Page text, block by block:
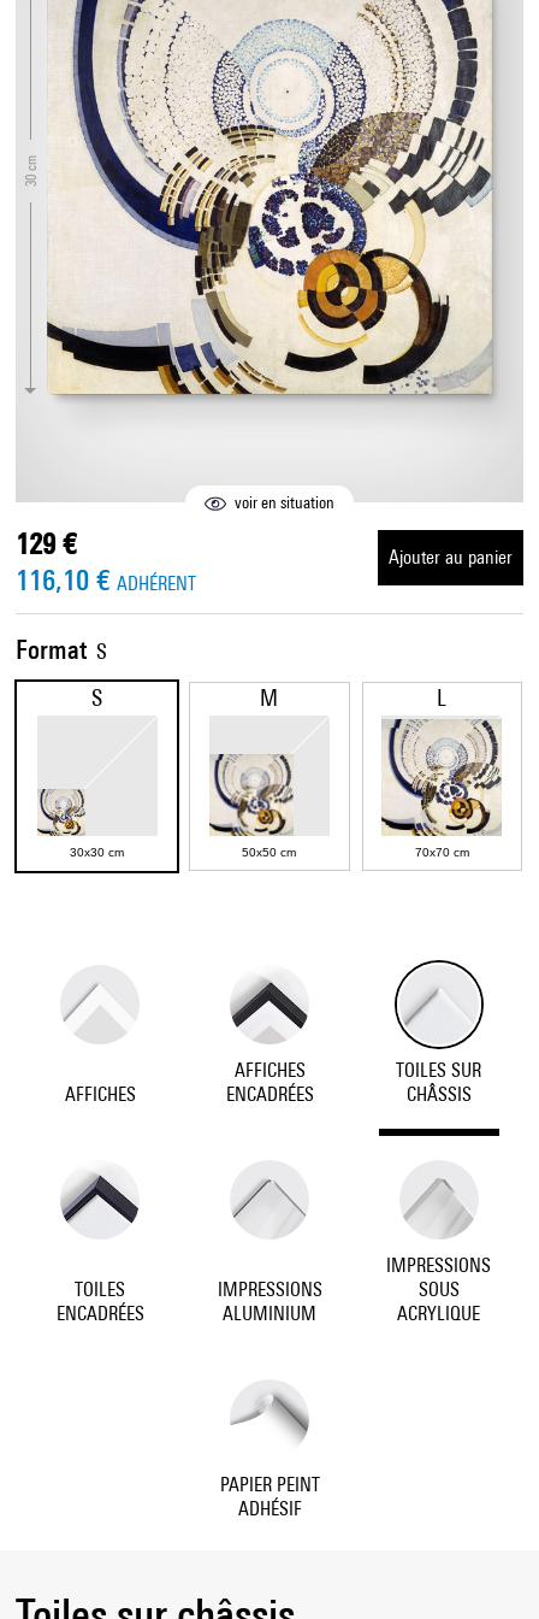
30 cm
voir en situation
Format S
S
30x30 cm
M
50x50 cm
L
70x70 cm
129 €
116,10 € ADHÉRENT
Ajouter au panier
AFFICHES
AFFICHES
ENCADRÉES
TOILES SUR
CHÂSSIS
TOILES
ENCADRÉES
IMPRESSIONS
ALUMINIUM
IMPRESSIONS
SOUS
ACRYLIQUE
PAPIER PEINT
ADHÉSIF